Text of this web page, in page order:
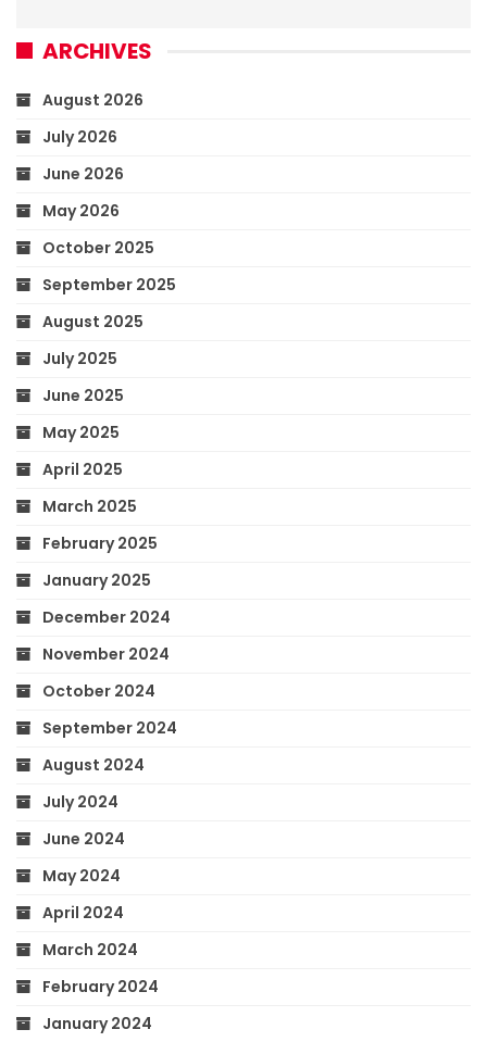
ARCHIVES
August 2026
July 2026
June 2026
May 2026
October 2025
September 2025
August 2025
July 2025
June 2025
May 2025
April 2025
March 2025
February 2025
January 2025
December 2024
November 2024
October 2024
September 2024
August 2024
July 2024
June 2024
May 2024
April 2024
March 2024
February 2024
January 2024